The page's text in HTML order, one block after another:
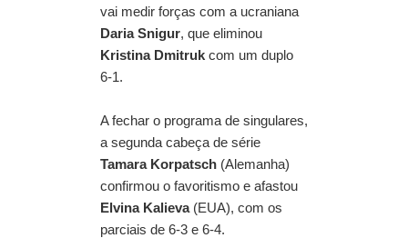
vai medir forças com a ucraniana
Daria Snigur, que eliminou
Kristina Dmitruk com um duplo
6-1.
A fechar o programa de singulares,
a segunda cabeça de série
Tamara Korpatsch (Alemanha)
confirmou o favoritismo e afastou
Elvina Kalieva(EUA), com os
parciais de 6-3 e 6-4.